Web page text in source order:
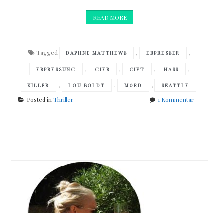
READ MORE
Tagged DAPHNE MATTHEWS , ERPRESSER ,
ERPRESSUNG , GIER , GIFT , HASS ,
KILLER , LOU BOLDT , MORD , SEATTLE
Posted inThriller 1 Kommentarzu
navigation